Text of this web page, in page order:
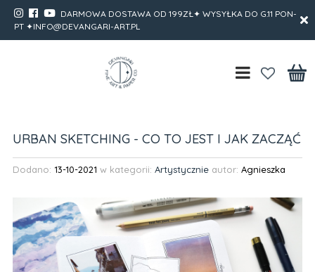
DARMOWA DOSTAWA OD 199ZŁ✦ WYSYŁKA DO G.11 PON-
PT ✦INFO@DEVANGARI-ART.PL
URBAN SKETCHING - CO TO JEST I JAK ZACZĄĆ
Dodano: 13-10-2021 w kategorii: Artystycznieautor: Agnieszka